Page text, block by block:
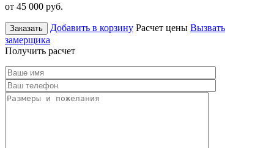
от 45 000 руб.
Заказать Добавить в корзину Расчет цены Вызвать
замерщика
Получить расчет